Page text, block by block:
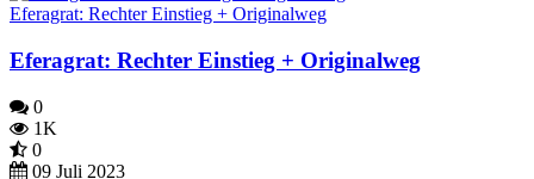
Eferagrat: Rechter Einstieg + Originalweg
Eferagrat: Rechter Einstieg + Originalweg
0
1K
0
09 Juli 2023